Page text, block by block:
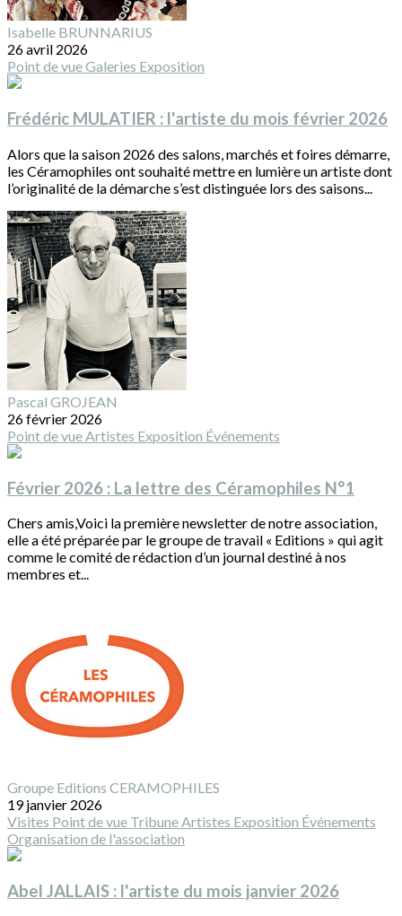
Isabelle BRUNNARIUS
26 avril 2026
Point de vueGaleries Exposition
Frédéric MULATIER : l'artiste du mois février 2026
Alors que la saison 2026 des salons, marchés et foires démarre,
les Céramophiles ont souhaité mettre en lumière un artiste dont
l’originalité de la démarche s’est distinguée lors des saisons...
Pascal GROJEAN
26 février 2026
Point de vueArtistes Exposition Événements
Février 2026 : La lettre des Céramophiles N°1
Chers amis,Voici la première newsletter de notre association,
elle a été préparée par le groupe de travail « Editions » qui agit
comme le comité de rédaction d’un journal destiné à nos
membres et...
Groupe Editions CERAMOPHILES
19 janvier 2026
Visites Point de vue TribuneArtistes Exposition Événements
Organisation de l'association
Abel JALLAIS : l'artiste du mois janvier 2026